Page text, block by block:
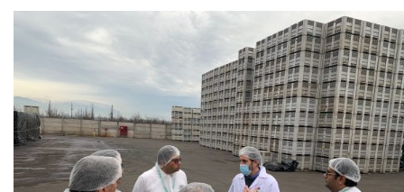
India
destaca
que
ciruelas
deshidratadas
podrían